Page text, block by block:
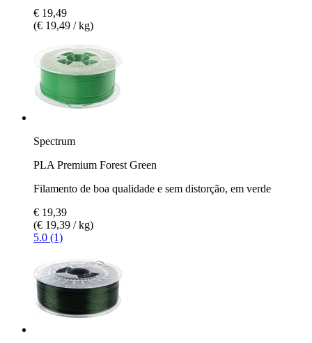
€ 19,49
(€ 19,49 / kg)
Spectrum
PLA Premium Forest Green
Filamento de boa qualidade e sem distorção, em verde
€ 19,39
(€ 19,39 / kg)
5.0 (1)